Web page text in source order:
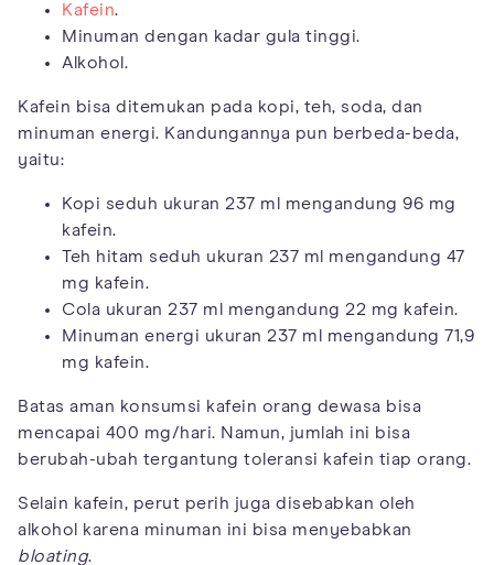
Kafein.
Minuman dengan kadar gula tinggi.
Alkohol.
Kafein bisa ditemukan pada kopi, teh, soda, dan
minuman energi. Kandungannya pun berbeda-beda,
yaitu:
Kopi seduh ukuran 237 ml mengandung 96 mg
kafein.
Teh hitam seduh ukuran 237 ml mengandung 47
mg kafein.
Cola ukuran 237 ml mengandung 22 mg kafein.
Minuman energi ukuran 237 ml mengandung 71,9
mg kafein.
Batas aman konsumsi kafein orang dewasa bisa
mencapai 400 mg/hari. Namun, jumlah ini bisa
berubah-ubah tergantung toleransi kafein tiap orang.
Selain kafein, perut perih juga disebabkan oleh
alkohol karena minuman ini bisa menyebabkan
bloating.